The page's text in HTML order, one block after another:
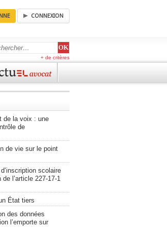
CONNEXION
+ de critères
de la voix : une
de
de vie sur le point
scolaire
l’article 227-17-1
État tiers
des données
l’emporte sur